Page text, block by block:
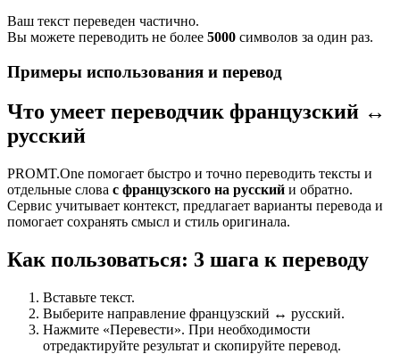
Ваш текст переведен частично.
Вы можете переводить не более 5000 символов за один раз.
Примеры использования и перевод
Что умеет переводчик французский ↔
русский
PROMT.One помогает быстро и точно переводить тексты и
отдельные слова с французского на русский и обратно.
Сервис учитывает контекст, предлагает варианты перевода и
помогает сохранять смысл и стиль оригинала.
Как пользоваться: 3 шага к переводу
Вставьте текст.
Выберите направление французский ↔ русский.
Нажмите «Перевести». При необходимости
отредактируйте результат и скопируйте перевод.